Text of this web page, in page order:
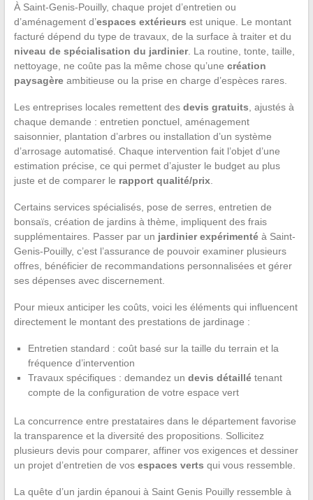
À Saint-Genis-Pouilly, chaque projet d’entretien ou
d’aménagement d’espaces extérieurs est unique. Le montant
facturé dépend du type de travaux, de la surface à traiter et du
niveau de spécialisation du jardinier. La routine, tonte, taille,
nettoyage, ne coûte pas la même chose qu’une création
paysagèreambitieuse ou la prise en charge d’espèces rares.
Les entreprises locales remettent des devis gratuits , ajustés à
chaque demande : entretien ponctuel, aménagement
saisonnier, plantation d’arbres ou installation d’un système
d’arrosage automatisé. Chaque intervention fait l’objet d’une
estimation précise, ce qui permet d’ajuster le budget au plus
juste et de comparer le rapport qualité/prix.
Certains services spécialisés, pose de serres, entretien de
bonsaïs, création de jardins à thème, impliquent des frais
supplémentaires. Passer par un jardinier expérimentéà Saint-
Genis-Pouilly, c’est l’assurance de pouvoir examiner plusieurs
offres, bénéficier de recommandations personnalisées et gérer
ses dépenses avec discernement.
Pour mieux anticiper les coûts, voici les éléments qui influencent
directement le montant des prestations de jardinage :
Entretien standard : coût basé sur la taille du terrain et la
fréquence d’intervention
Travaux spécifiques : demandez un devis détaillétenant
compte de la configuration de votre espace vert
La concurrence entre prestataires dans le département favorise
la transparence et la diversité des propositions. Sollicitez
plusieurs devis pour comparer, affiner vos exigences et dessiner
un projet d’entretien de vos espaces verts qui vous ressemble.
La quête d’un jardin épanoui à Saint Genis Pouilly ressemble à